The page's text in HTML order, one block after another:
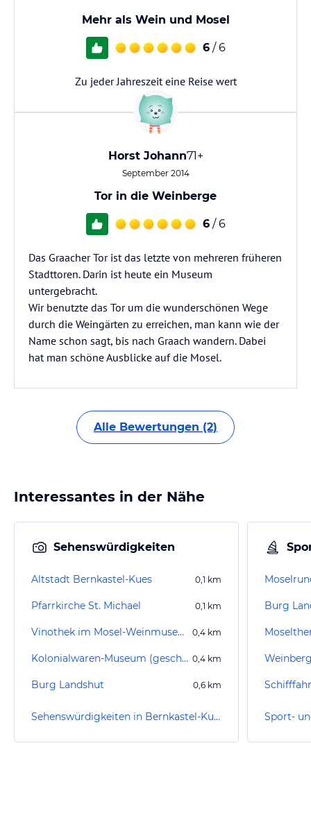
Mehr als Wein und Mosel
6 / 6
Zu jeder Jahreszeit eine Reise wert
Horst Johann71+
September 2014
Tor in die Weinberge
6 / 6
Das Graacher Tor ist das letzte von mehreren früheren
Stadttoren. Darin ist heute ein Museum
untergebracht.
Wir benutzte das Tor um die wunderschönen Wege
durch die Weingärten zu erreichen, man kann wie der
Name schon sagt, bis nach Graach wandern. Dabei
hat man schöne Ausblicke auf die Mosel.
Alle Bewertungen (2)
Interessantes in der Nähe
Sehenswürdigkeiten
Altstadt Bernkastel-Kues 0,1 km
Pfarrkirche St. Michael 0,1 km
Vinothek im Mosel-Weinmuseum 0,4 km
Kolonialwaren-Museum (geschlossen) 0,4 km
Burg Landshut 0,6 km
Sehenswürdigkeiten in Bernkastel-Kues
Burg